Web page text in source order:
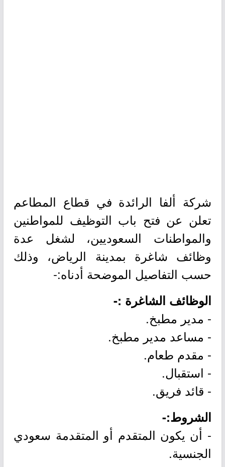
شركة ألفا الرائدة في قطاع المطاعم
تعلن عن فتح باب التوظيف للمواطنين
والمواطنات السعوديين، لشغل عدة
وظائف شاغرة بمدينة الرياض، وذلك
حسب التفاصيل الموضحة أدناه:-
الوظائف الشاغرة :-
- مدير مطبخ.
- مساعد مدير مطبخ.
- مقدم طعام.
- استقبال.
- قائد فريق.
الشروط:-
- أن يكون المتقدم أو المتقدمة سعودي
الجنسية.